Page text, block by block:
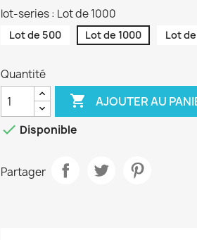
lot-series : Lot de 1000
Lot de 500 Lot de 1000 Lot
Quantité
 AJOUTER AU
 Disponible
Partager